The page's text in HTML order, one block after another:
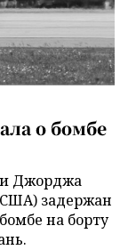
о бомбе
Джорджа
задержан
на борту